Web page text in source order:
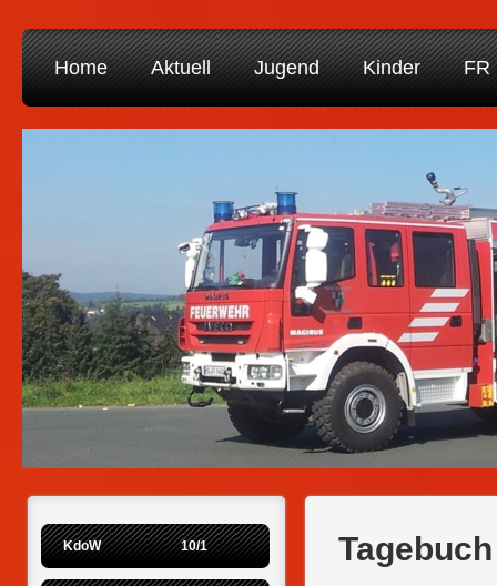
Home Aktuell Jugend Kinder FR
KdoW                        10/1